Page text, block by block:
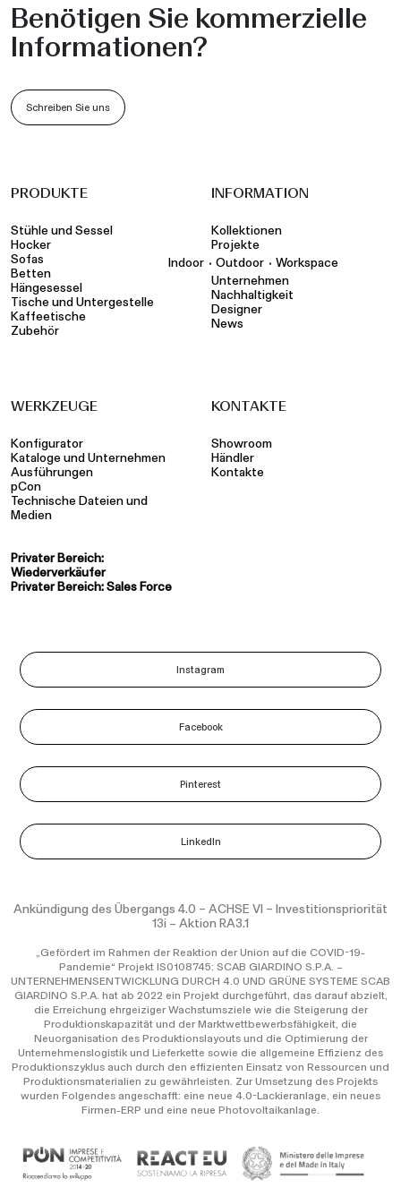
Benötigen Sie kommerzielle
Informationen?
Schreiben Sie uns
PRODUKTE
Stühle und Sessel
Hocker
Sofas
Betten
Hängesessel
Tische und Untergestelle
Kaffeetische
Zubehör
INFORMATION
Kollektionen
Projekte
Indoor • Outdoor • Workspace
Unternehmen
Nachhaltigkeit
Designer
News
WERKZEUGE
Konfigurator
Kataloge und Unternehmen
Ausführungen
pCon
Technische Dateien und
Medien
Privater Bereich:
Wiederverkäufer
Privater Bereich: Sales Force
KONTAKTE
Showroom
Händler
Kontakte
Instagram
Facebook
Pinterest
LinkedIn
Ankündigung des Übergangs 4.0 – ACHSE VI – Investitionspriorität
13i – Aktion RA3.1
„Gefördert im Rahmen der Reaktion der Union auf die COVID-19-
Pandemie“ Projekt IS0108745: SCAB GIARDINO S.P.A. –
UNTERNEHMENSENTWICKLUNG DURCH 4.0 UND GRÜNE SYSTEME SCAB
GIARDINO S.P.A. hat ab 2022 ein Projekt durchgeführt, das darauf abzielt,
die Erreichung ehrgeiziger Wachstumsziele wie die Steigerung der
Produktionskapazität und der Marktwettbewerbsfähigkeit, die
Neuorganisation des Produktionslayouts und die Optimierung der
Unternehmenslogistik und Lieferkette sowie die allgemeine Effizienz des
Produktionszyklus auch durch den effizienten Einsatz von Ressourcen und
Produktionsmaterialien zu gewährleisten. Zur Umsetzung des Projekts
wurden Folgendes angeschafft: eine neue 4.0-Lackieranlage, ein neues
Firmen-ERP und eine neue Photovoltaikanlage.